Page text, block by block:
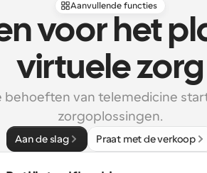
Aanvullende functies
voor het
virtuele zorg
behoeften van telemedicine
zorgoplossingen.
Aan de slag Praat met de verkoop